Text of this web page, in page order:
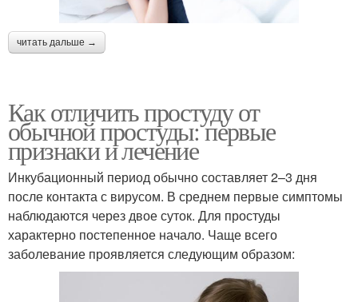
читать дальше →
Как отличить простуду от
обычной простуды: первые
признаки и лечение
Инкубационный период обычно составляет 2–3 дня
после контакта с вирусом. В среднем первые симптомы
наблюдаются через двое суток. Для простуды
характерно постепенное начало. Чаще всего
заболевание проявляется следующим образом: